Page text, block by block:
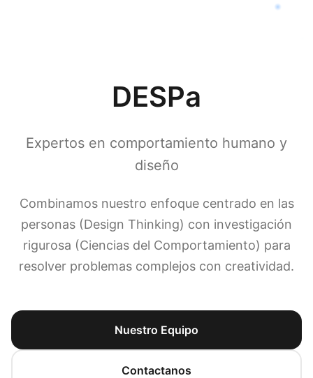
DESPa
Expertos en comportamiento humano y
diseño
Combinamos nuestro enfoque centrado en las
personas (Design Thinking) con investigación
rigurosa (Ciencias del Comportamiento) para
resolver problemas complejos con creatividad.
Nuestro Equipo
Contactanos